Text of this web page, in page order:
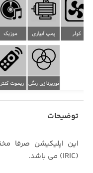
توضیحات
این اپلیکیشن صرفا
(IRIC) می باشد.